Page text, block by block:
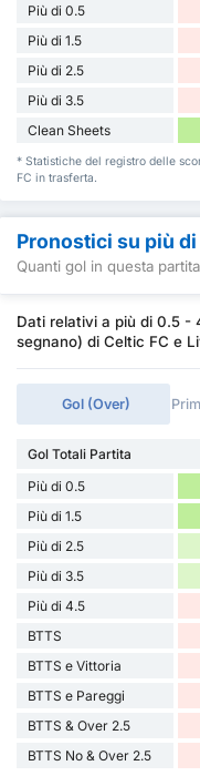
Più di 0.5
Più di 1.5
Più di 2.5
Più di 3.5
Clean Sheets
* Statistiche del registro delle
FC in trasferta.
Pronostici su più di
Quanti gol in questa
Dati relativi a più di 0.5 -
segnano) di Celtic FC e
Gol (Over)
Gol Totali Partita
Più di 0.5
Più di 1.5
Più di 2.5
Più di 3.5
Più di 4.5
BTTS
BTTS e Vittoria
BTTS e Pareggi
BTTS & Over 2.5
BTTS No & Over 2.5